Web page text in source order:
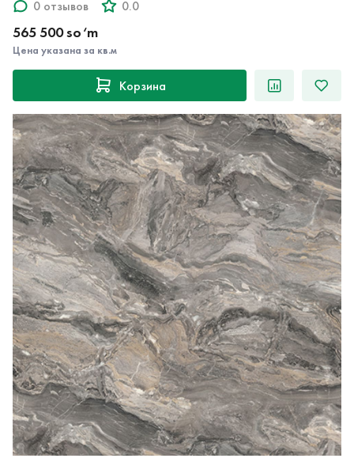
565 500 so‘m
Цена указана за кв.м
Эггер Столешница 4,1х0,6х38 Мрамор Чиполлино серый